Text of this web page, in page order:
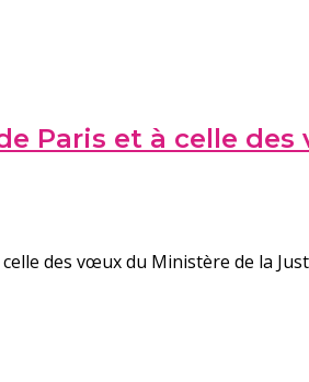
Paris et à celle
des vœux du Ministère de la